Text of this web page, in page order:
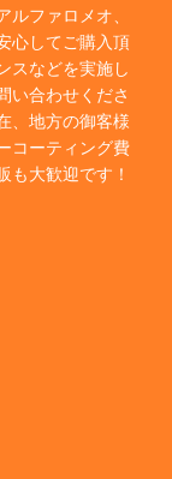
ファロメオ、
心してご購入頂
スなどを実施し
い合わせくださ
、地方の御客様
コーティング費
も大歓迎です！